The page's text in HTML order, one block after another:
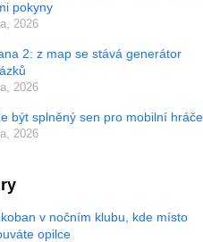
pokyny
2026
2: z map se stává generátor
2026
být splněný sen pro mobilní hráče
2026
v nočním klubu, kde místo
opilce